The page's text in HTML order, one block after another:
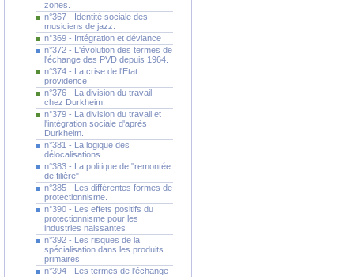
zones.
n°367 - Identité sociale des
musiciens de jazz.
n°369 - Intégration et déviance
n°372 - L'évolution des termes de
l'échange des PVD depuis 1964.
n°374 - La crise de l'Etat
providence.
n°376 - La division du travail
chez Durkheim.
n°379 - La division du travail et
l'intégration sociale d'après
Durkheim.
n°381 - La logique des
délocalisations
n°383 - La politique de "remontée
de filière"
n°385 - Les différentes formes de
protectionnisme.
n°390 - Les effets positifs du
protectionnisme pour les
industries naissantes
n°392 - Les risques de la
spécialisation dans les produits
primaires
n°394 - Les termes de l'échange